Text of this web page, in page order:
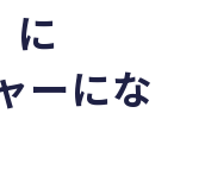
に
ーにな